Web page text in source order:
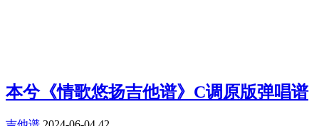
本兮《情歌悠扬吉他谱》C调原版弹唱谱